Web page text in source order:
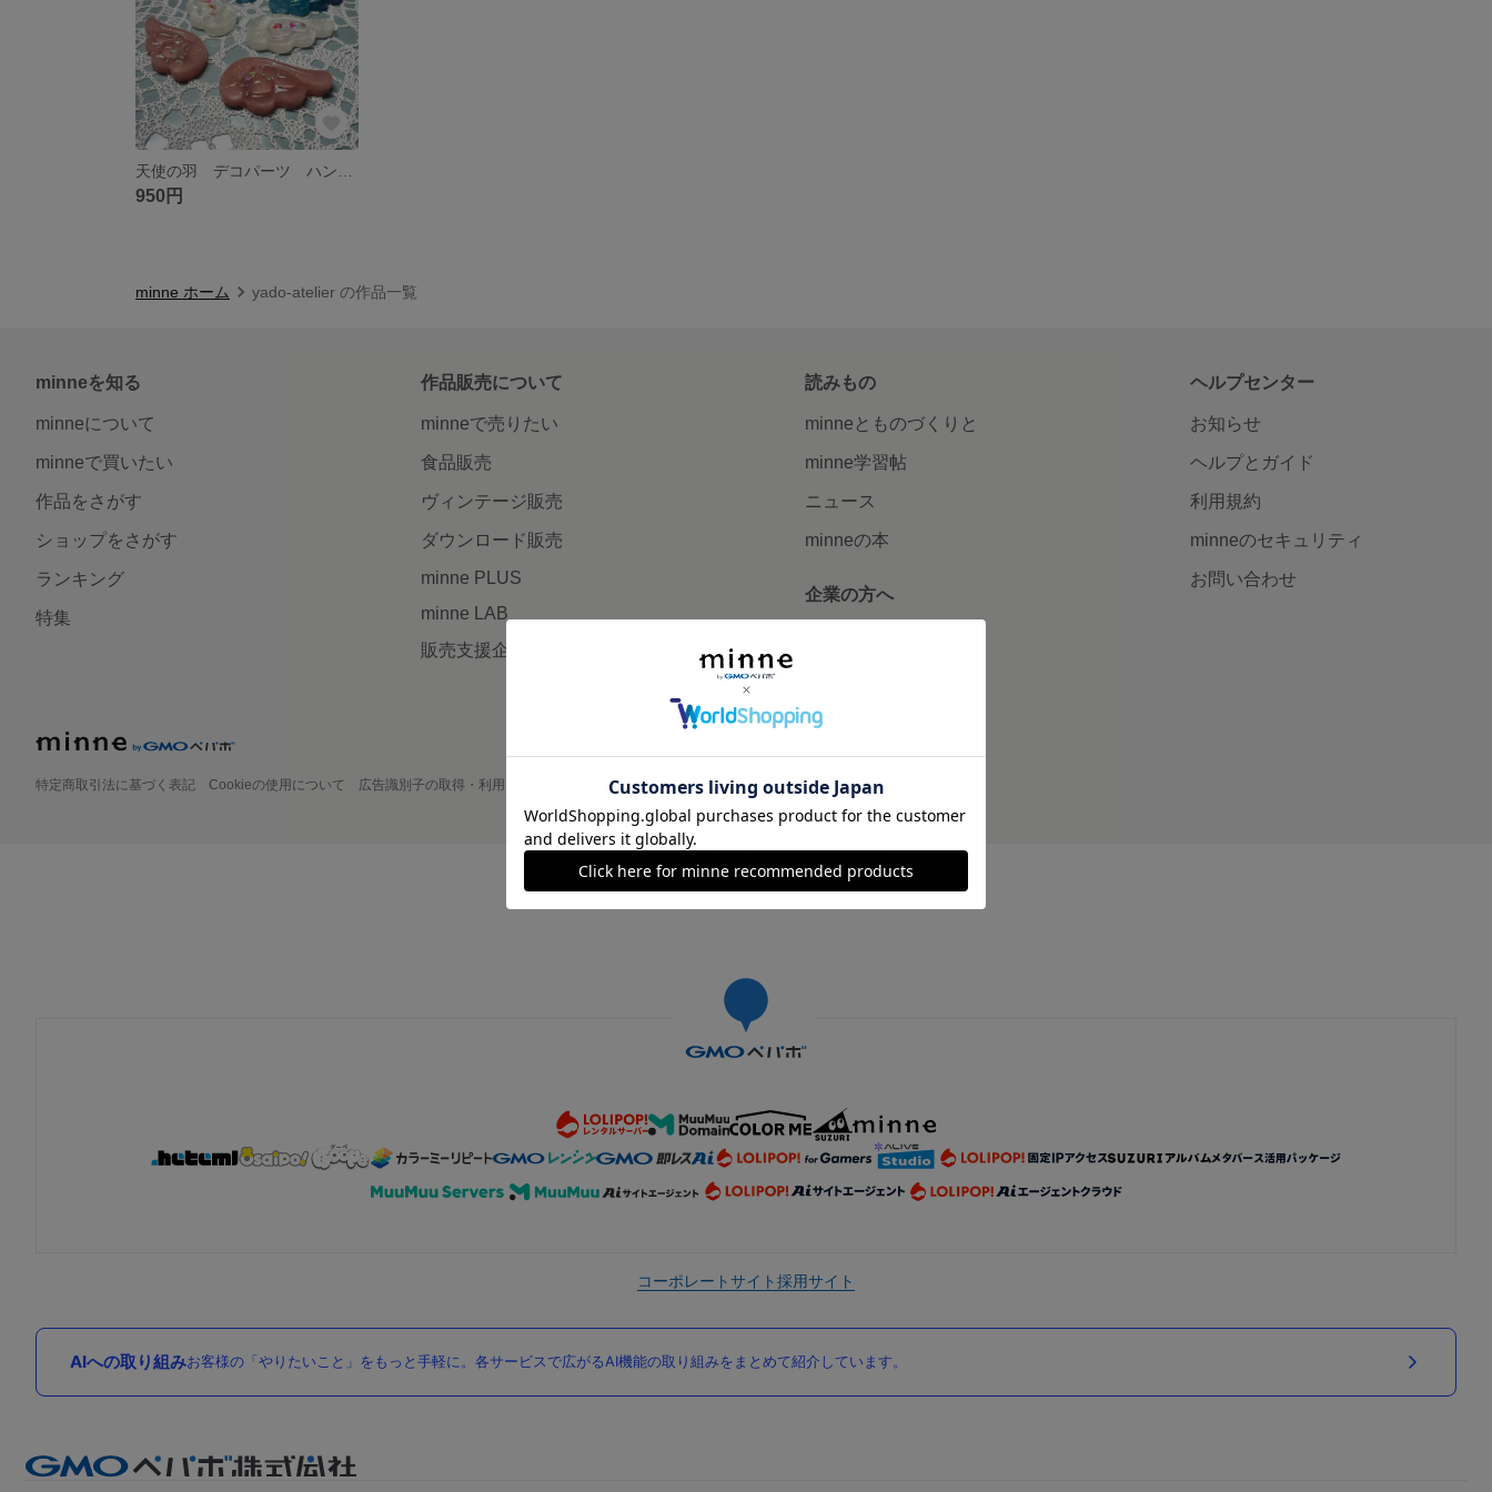
950円
minne ホーム yado-atelier の作品一覧
minneを知る
minneについて
minneで買いたい
作品をさがす
ショップをさがす
ランキング
特集
作品販売について
minneで売りたい
食品販売
ヴィンテージ販売
ダウンロード販売
minne PLUS
minne LAB
販売支援企画・イベント
読みもの
minneとものづくりと
minne学習帖
ニュース
minneの本
企業の方へ
ヘルプセンター
お知らせ
ヘルプとガイド
利用規約
minneのセキュリティ
お問い合わせ
特定商取引法に基づく表記 Cookieの使用について 広告識別子の取得・利用 プライバシーポリシー 会社概要 採用情報 メディアキット
©GMO Pepabo, Inc. All rights reserved.
コーポレートサイト採用サイト
AIへの取り組みお客様の「やりたいこと」をもっと手軽に。各サービスで広がるAI機能の取り組みをまとめて紹介しています。